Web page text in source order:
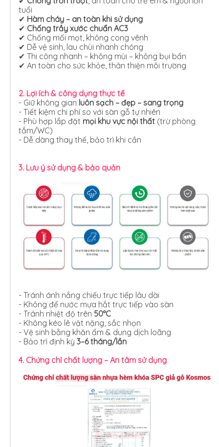
tuổi
✔ Hàm cháy – an toàn khi sử dụng
✔ Chống trầy xước chuẩn AC3
✔ Chống mối mọt, không cong vênh
✔ Dễ vệ sinh, lau chùi nhanh chóng
✔ Thi công nhanh – không mùi – không bụi bẩn
✔ An toàn cho sức khỏe, thân thiện môi trường
2. Lợi ích & công dụng thực tế
- Giữ không gian luôn sạch – đẹp – sang trọng
- Tiết kiệm chi phí so với sàn gỗ tự nhiên
- Phù hợp lắp đặt mọi khu vực nội thất (trừ phòng
tắm/WC)
- Dễ dàng thay thế, bảo trì khi cần
3. Lưu ý sử dụng & bảo quản
- Tránh ánh nắng chiếu trực tiếp lâu dài
- Không để nước mưa hắt trực tiếp vào sàn
- Tránh nhiệt độ trên 50°C
- Không kéo lê vật nặng, sắc nhọn
- Vệ sinh bằng khăn ẩm & dung dịch loãng
- Bảo trì định kỳ 3–6 tháng/lần
4. Chứng chỉ chất lượng – An tâm sử dụng